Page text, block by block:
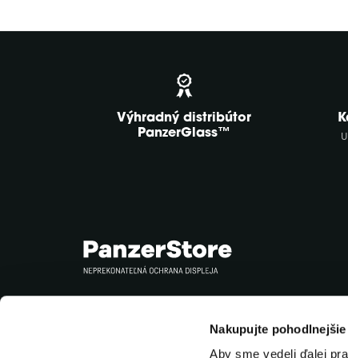
Nakupujte
Aby sme vedeli ďalej
Výhradný distribútor
PanzerGlass™